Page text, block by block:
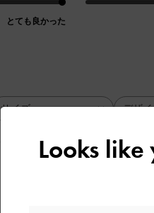
とても良かった
サイズ デザ
Looks